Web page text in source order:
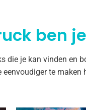
ben
die je kan vinden en
te maken